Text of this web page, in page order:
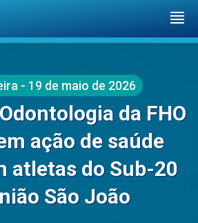
- 19 de maio de 2026
da FHO
ação de saúde
atletas do Sub-20
São João